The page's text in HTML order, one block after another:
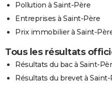
Pollution à Saint-Père
Entreprises à Saint-Père
Prix immobilier à Saint-
Tous les résultats
Résultats du bac à Saint-
Résultats du brevet à